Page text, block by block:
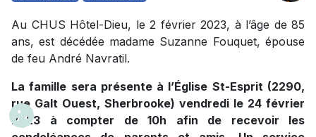
Au CHUS Hôtel-Dieu, le 2 février 2023, à l’âge de 85
ans, est décédée madame Suzanne Fouquet, épouse
de feu André Navratil.
La famille sera présente à l’Église St-Esprit (2290,
rue Galt Ouest, Sherbrooke) vendredi le 24 février
2023 à compter de 10h afin de recevoir les